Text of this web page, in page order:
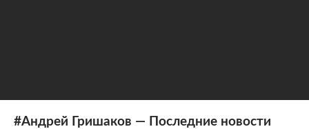
#Андрей Гришаков — Последние новости